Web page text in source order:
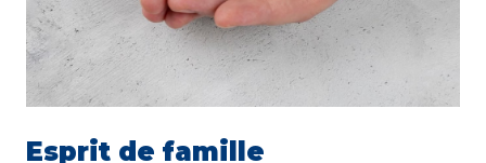
Esprit de famille